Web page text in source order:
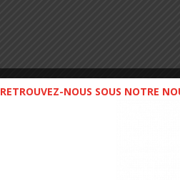
RETROUVEZ-NOUS SOUS NOTRE